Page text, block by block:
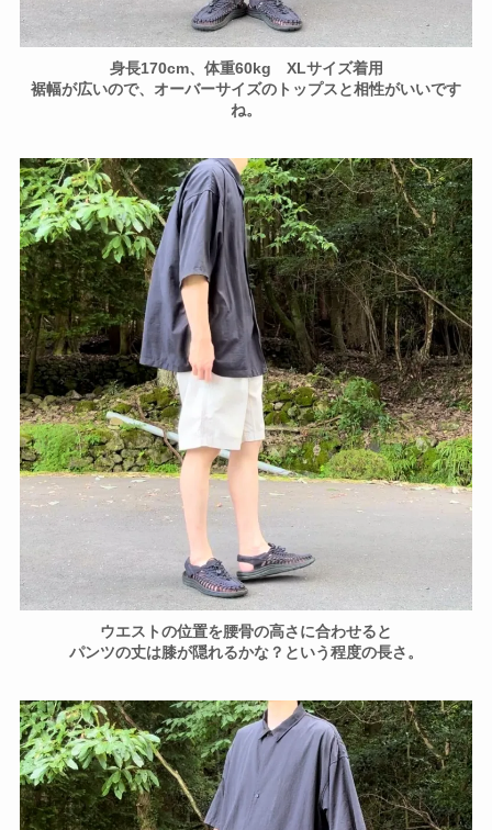
身長170cm、体重60kg XLサイズ着用
裾幅が広いので、オーバーサイズのトップスと相性がいいです
ね。
ウエストの位置を腰骨の高さに合わせると
パンツの丈は膝が隠れるかな？という程度の長さ。